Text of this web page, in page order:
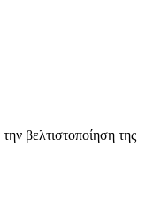
βελτιστοποίηση της